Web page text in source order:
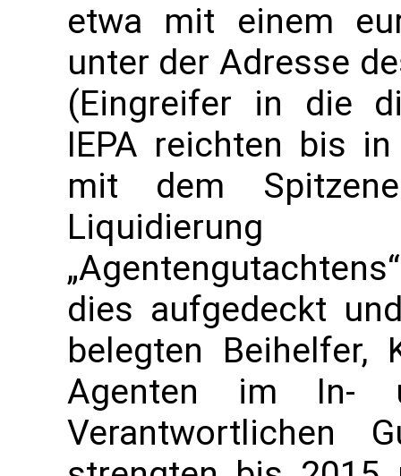
etwa mit einem
unter der Adresse
(Eingreifer in die
IEPA reichten bis
mit dem
dies aufgedeckt
belegten Beihelfer,
Agenten im In-
Verantwortlichen